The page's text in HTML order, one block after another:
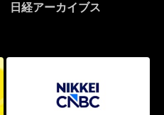
日経アーカイブス